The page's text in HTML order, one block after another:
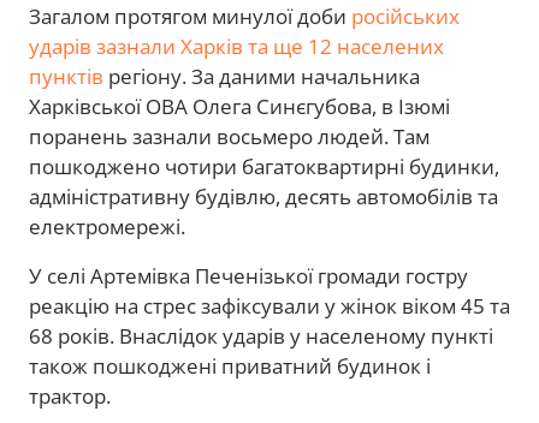
Загалом протягом минулої доби російських
ударів зазнали Харків та ще 12 населених
пунктів регіону. За даними начальника
Харківської ОВА Олега Синєгубова, в Ізюмі
поранень зазнали восьмеро людей. Там
пошкоджено чотири багатоквартирні будинки,
адміністративну будівлю, десять автомобілів та
електромережі.
У селі Артемівка Печенізької громади гостру
реакцію на стрес зафіксували у жінок віком 45 та
68 років. Внаслідок ударів у населеному пункті
також пошкоджені приватний будинок і
трактор.